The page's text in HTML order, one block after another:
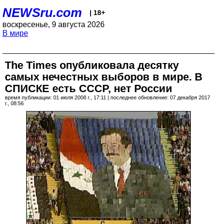
NEWSru.com | 18+
воскресенье, 9 августа 2026
В мире
The Times опубликовала десятку
самых нечестных выборов в мире. В
СПИСКЕ есть СССР, нет России
время публикации: 01 июля 2008 г., 17:11 | последнее обновление: 07 декабря 2017
г., 08:56